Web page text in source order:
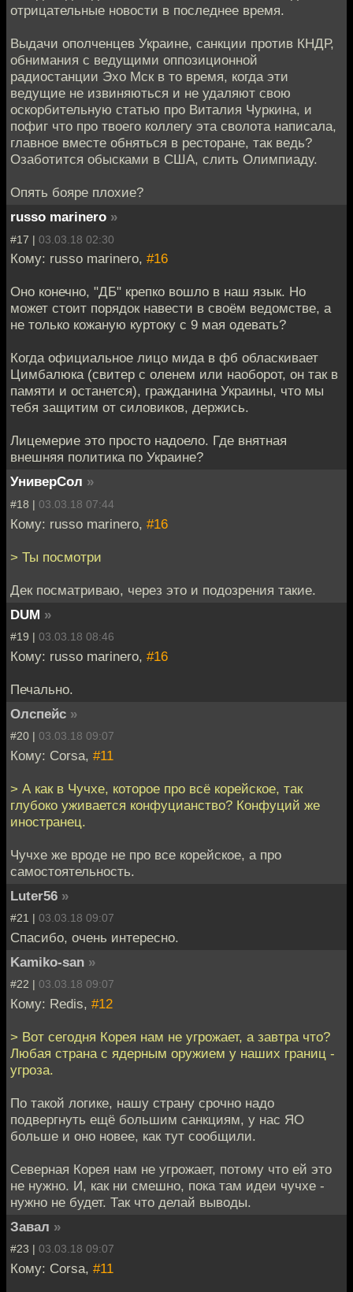
отрицательные новости в последнее время.
Выдачи ополченцев Украине, санкции против КНДР,
обнимания с ведущими оппозиционной
радиостанции Эхо Мск в то время, когда эти
ведущие не извиняються и не удаляют свою
оскорбительную статью про Виталия Чуркина, и
пофиг что про твоего коллегу эта сволота написала,
главное вместе обняться в ресторане, так ведь?
Озаботится обысками в США, слить Олимпиаду.
Опять бояре плохие?
russo marinero »
#17 | 03.03.18 02:30
Кому: russo marinero, #16
Оно конечно, "ДБ" крепко вошло в наш язык. Но
может стоит порядок навести в своём ведомстве, а
не только кожаную куртоку с 9 мая одевать?
Когда официальное лицо мида в фб обласкивает
Цимбалюка (свитер с оленем или наоборот, он так в
памяти и останется), гражданина Украины, что мы
тебя защитим от силовиков, держись.
Лицемерие это просто надоело. Где внятная
внешняя политика по Украине?
УниверСол »
#18 | 03.03.18 07:44
Кому: russo marinero, #16
> Ты посмотри
Дек посматриваю, через это и подозрения такие.
DUM »
#19 | 03.03.18 08:46
Кому: russo marinero, #16
Печально.
Олспейс »
#20 | 03.03.18 09:07
Кому: Corsa, #11
> А как в Чучхе, которое про всё корейское, так
глубоко уживается конфуцианство? Конфуций же
иностранец.
Чучхе же вроде не про все корейское, а про
самостоятельность.
Luter56 »
#21 | 03.03.18 09:07
Спасибо, очень интересно.
Kamiko-san »
#22 | 03.03.18 09:07
Кому: Redis, #12
> Вот сегодня Корея нам не угрожает, а завтра что?
Любая страна с ядерным оружием у наших границ -
угроза.
По такой логике, нашу страну срочно надо
подвергнуть ещё большим санкциям, у нас ЯО
больше и оно новее, как тут сообщили.
Северная Корея нам не угрожает, потому что ей это
не нужно. И, как ни смешно, пока там идеи чучхе -
нужно не будет. Так что делай выводы.
Завал »
#23 | 03.03.18 09:07
Кому: Corsa, #11